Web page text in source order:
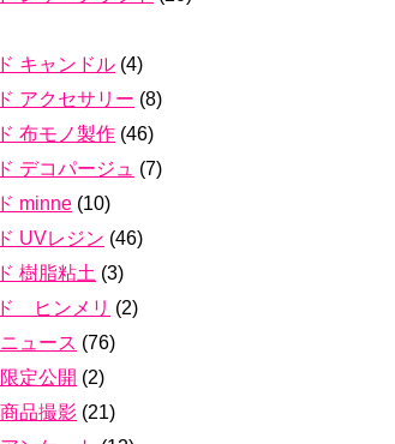
キャンドル (4)
アクセサリー (8)
布モノ製作 (46)
デコパージュ (7)
minne (10)
UVレジン (46)
樹脂粘土 (3)
ヒンメリ (2)
ュース (76)
定公開 (2)
品撮影 (21)